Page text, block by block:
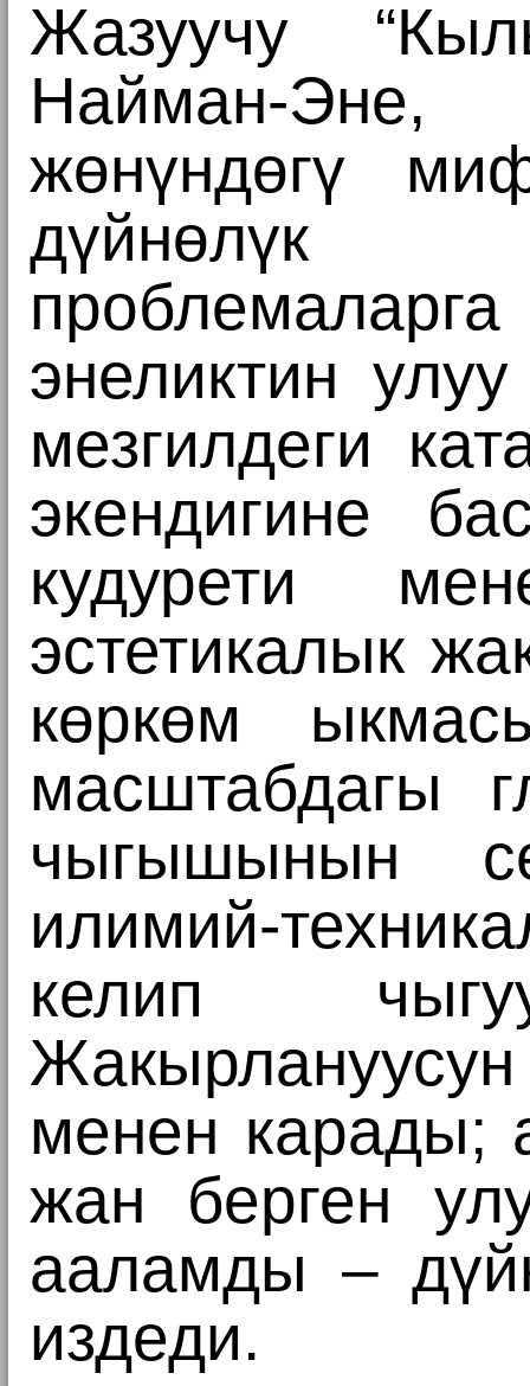
Жазуучу
Найман-
жөнүндөгү
дүйнөлүк
энеликтин
мезгилдеги
экендигине
кудурети
эстетикалык
көркөм
масштабдагы
чыгышынын
илимий-
келип
менен карады;
жан берген
ааламды –
издеди.